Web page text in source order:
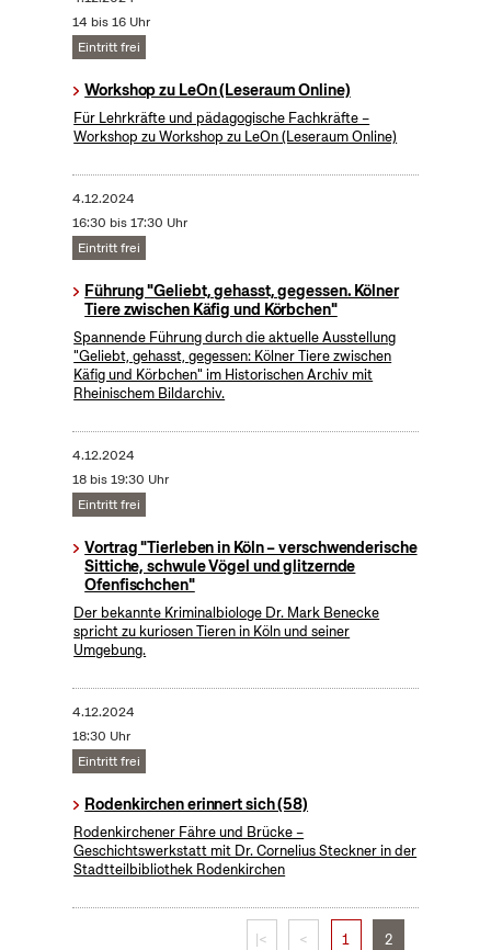
14 bis 16 Uhr
Eintritt frei
Workshop zu LeOn (Leseraum Online)
Für Lehrkräfte und pädagogische Fachkräfte –
Workshop zu Workshop zu LeOn (Leseraum Online)
4.12.2024
16:30 bis 17:30 Uhr
Eintritt frei
Führung "Geliebt, gehasst, gegessen. Kölner
Tiere zwischen Käfig und Körbchen"
Spannende Führung durch die aktuelle Ausstellung
"Geliebt, gehasst, gegessen: Kölner Tiere zwischen
Käfig und Körbchen" im Historischen Archiv mit
Rheinischem Bildarchiv.
4.12.2024
18 bis 19:30 Uhr
Eintritt frei
Vortrag "Tierleben in Köln – verschwenderische
Sittiche, schwule Vögel und glitzernde
Ofenfischchen"
Der bekannte Kriminalbiologe Dr. Mark Benecke
spricht zu kuriosen Tieren in Köln und seiner
Umgebung.
4.12.2024
18:30 Uhr
Eintritt frei
Rodenkirchen erinnert sich (58)
Rodenkirchener Fähre und Brücke –
Geschichtswerkstatt mit Dr. Cornelius Steckner in der
Stadtteilbibliothek Rodenkirchen
|< < 1 2